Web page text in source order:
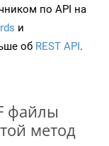
по API на
и
об REST API.
файлы
метод